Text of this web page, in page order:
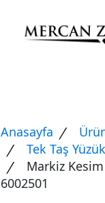
Anasayfa
Tek Taş
Markiz
6002501